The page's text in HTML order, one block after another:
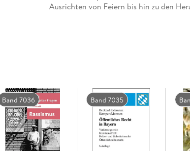
Ausrichten von Feiern bis hin zu den
Band 7036 Band 7035